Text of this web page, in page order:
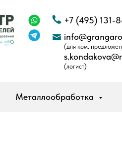
+7 (495) 131-
(для ком.
(логист)
Металлообработка